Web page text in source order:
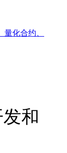
化合约、
和